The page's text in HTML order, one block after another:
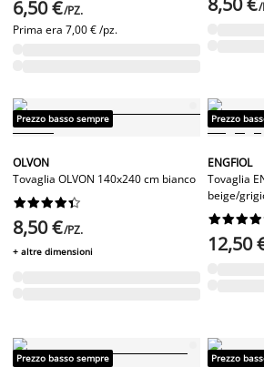
6,50 €/PZ.
Prima era 7,00 € /pz.
/
Prezzo basso sempre
OLVON
Tovaglia OLVON 140x240 cm bianco






8,50 €/PZ.
+ altre dimensioni
Prezzo
ENGFIOL
Tovaglia
beige/





12,50
Prezzo basso sempre Prezzo